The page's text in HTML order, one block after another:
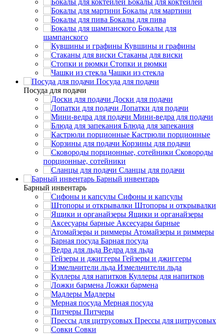
Бокалы для мартини
Бокалы для пива
Бокалы для
шампанского
Кувшины и графины
Стаканы для виски
Стопки и рюмки
Чашки из стекла
Посуда для подачи
Посуда для подачи
Доски для подачи
Лопатки для подачи
Мини-ведра для подачи
Блюда для запекания
Кастрюли порционные
Корзины для подачи
Сковороды
порционные, сотейники
Сланцы для подачи
Барный инвентарь
Барный инвентарь
Сифоны и капсулы
Штопоры и открывалки
Ящики и органайзеры
Аксесуары барные
Атомайзеры и риммеры
Барная посуда
Ведра для льда
Гейзеры и джиггеры
Измельчители льда
Куллеры для напитков
Ложки бармена
Мадлеры
Мерная посуда
Питчеры
Прессы для цитрусовых
Совки